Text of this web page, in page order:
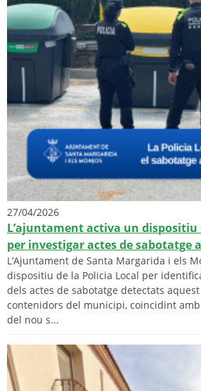
27/04/2026
L’ajuntament activa un dispositiu
per investigar actes de sabotatge
L’Ajuntament de Santa Margarida i els
dispositiu de la Policia Local per
dels actes de sabotatge detectats
contenidors del municipi, coincidint
del nou s...